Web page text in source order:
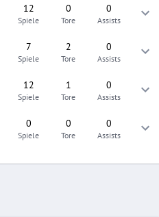
12
Spiele
0
Tore
0
Assists
7
Spiele
2
Tore
0
Assists
12
Spiele
1
Tore
0
Assists
0
Spiele
0
Tore
0
Assists